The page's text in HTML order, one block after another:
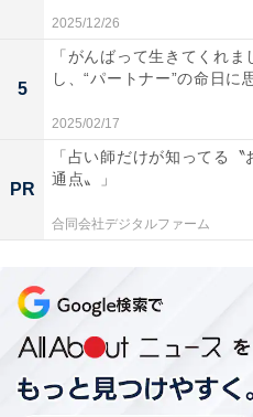
2025/12/26
5
「がんばって生きてくれま
し、“パートナー”の命日に
2025/02/17
PR
「占い師だけが知ってる
通点〟」
合同会社デジタルファーム